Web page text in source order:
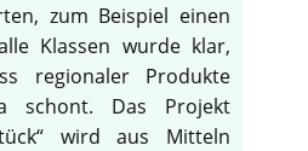
zum Beispiel einen
Klassen wurde klar,
regionaler Produkte
schont. Das Projekt
wird aus Mitteln